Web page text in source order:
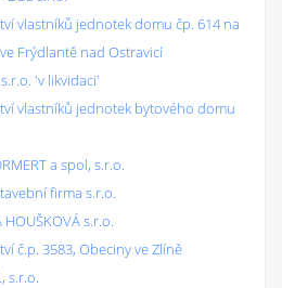
vlastníků jednotek domu čp. 614 na
Frýdlantě nad Ostravicí
'v likvidaci'
vlastníků jednotek bytového domu
a spol, s.r.o.
firma s.r.o.
HOUŠKOVÁ s.r.o.
č.p. 3583, Obeciny ve Zlíně
s.r.o.